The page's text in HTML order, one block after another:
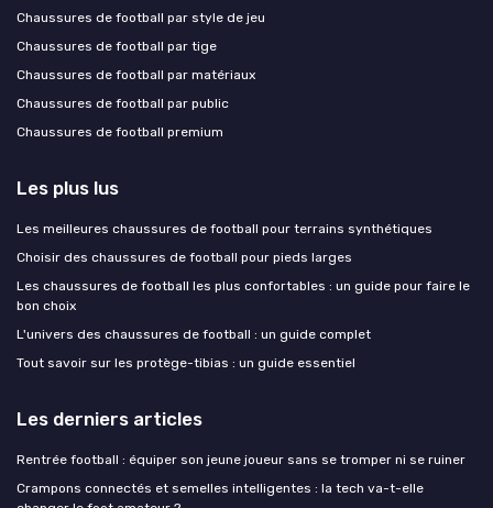
Chaussures de football par style de jeu
Chaussures de football par tige
Chaussures de football par matériaux
Chaussures de football par public
Chaussures de football premium
Les plus lus
Les meilleures chaussures de football pour terrains synthétiques
Choisir des chaussures de football pour pieds larges
Les chaussures de football les plus confortables : un guide pour faire le
bon choix
L'univers des chaussures de football : un guide complet
Tout savoir sur les protège-tibias : un guide essentiel
Les derniers articles
Rentrée football : équiper son jeune joueur sans se tromper ni se ruiner
Crampons connectés et semelles intelligentes : la tech va-t-elle